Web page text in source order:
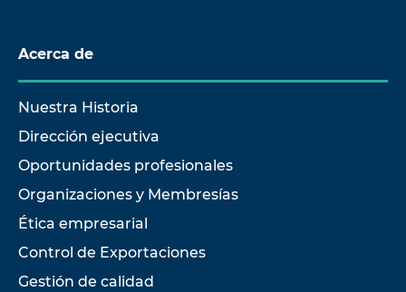
Acerca de
Nuestra Historia
Dirección ejecutiva
Oportunidades profesionales
Organizaciones y Membresías
Ética empresarial
Control de Exportaciones
Gestión de calidad